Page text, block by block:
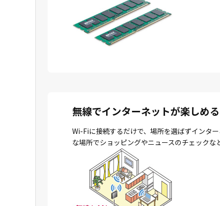
無線でインターネットが楽しめる
Wi-Fiに接続するだけで、場所を選ばずインタ
な場所でショッピングやニュースのチェックな